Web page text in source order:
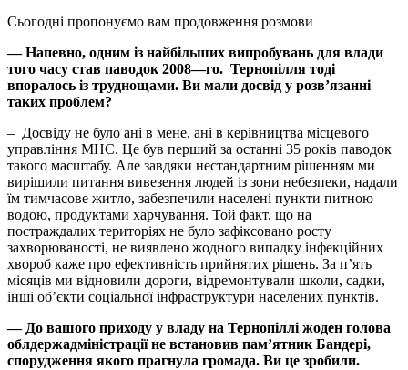
Сьогодні пропонуємо вам продовження розмови
— Напевно, одним із найбільших випробувань для влади
того часу став паводок 2008—го. Тернопілля тоді
впоралось із труднощами. Ви мали досвід у розв’язанні
таких проблем?
– Досвіду не було ані в мене, ані в керівництва місцевого
управління МНС. Це був перший за останні 35 років паводок
такого масштабу. Але завдяки нестандартним рішенням ми
вирішили питання вивезення людей із зони небезпеки, надали
їм тимчасове житло, забезпечили населені пункти питною
водою, продуктами харчування. Той факт, що на
постраждалих територіях не було зафіксовано росту
захворюваності, не виявлено жодного випадку інфекційних
хвороб каже про ефективність прийнятих рішень. За п’ять
місяців ми відновили дороги, відремонтували школи, садки,
інші об’єкти соціальної інфраструктури населених пунктів.
— До вашого приходу у владу на Тернопіллі жоден голова
облдержадміністрації не встановив пам’ятник Бандері,
спорудження якого прагнула громада. Ви це зробили.